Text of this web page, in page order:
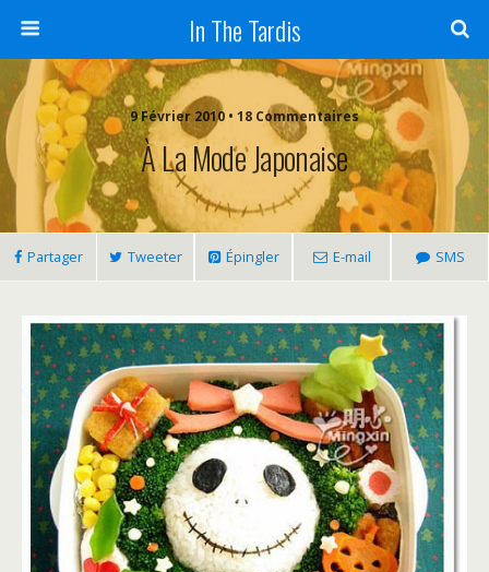
In The Tardis
9 Février 2010 • 18 Commentaires
À La Mode Japonaise
Partager Tweeter Épingler E-mail SMS